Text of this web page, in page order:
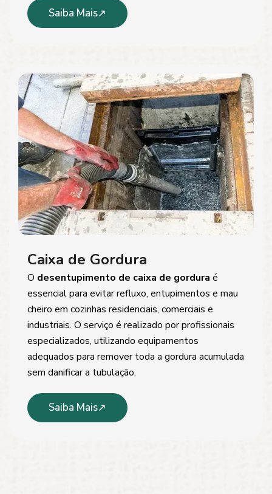
Saiba Mais
Caixa de Gordura
O desentupimento de caixa de gordura é
essencial para evitar refluxo, entupimentos e mau
cheiro em cozinhas residenciais, comerciais e
industriais. O serviço é realizado por profissionais
especializados, utilizando equipamentos
adequados para remover toda a gordura acumulada
sem danificar a tubulação.
Saiba Mais